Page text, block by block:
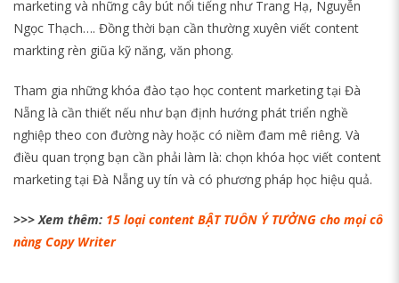
marketing và những cây bút nổi tiếng như Trang Hạ, Nguyễn
Ngọc Thạch…. Đồng thời bạn cần thường xuyên viết content
markting rèn giũa kỹ năng, văn phong.
Tham gia những khóa đào tạo học content marketing tại Đà
Nẵng là cần thiết nếu như bạn định hướng phát triển nghề
nghiệp theo con đường này hoặc có niềm đam mê riêng. Và
điều quan trọng bạn cần phải làm là: chọn khóa học viết content
marketing tại Đà Nẵng uy tín và có phương pháp học hiệu quả.
>>> Xem thêm: 15 loại content BẬT TUÔN Ý TƯỞNG cho mọi cô
nàng Copy Writer